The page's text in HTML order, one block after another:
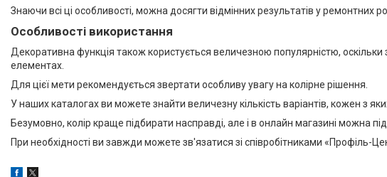
декоративних стінових
панелей, гіпсопанелей
Профіль для плитки
Капельник Терасний /
балконний профіль (карниз).
Відведення води.
Алюмінієвий профіль
Алюмінієві куточки
Куточок алюмінієвий
Знаючи всі ці особливості, можна досягти відмінних результатів у ремонтних
Особливості використання
Декоративна функція також користується величезною популярністю,
елементах.
Для цієї мети рекомендується звертати особливу увагу на колірне рішення.
У наших каталогах ви можете знайти величезну кількість варіантів, кожен з
Безумовно, колір краще підбирати насправді, але і в онлайн магазині можна
При необхідності ви завжди можете зв'язатися зі співробітниками «Профіль-